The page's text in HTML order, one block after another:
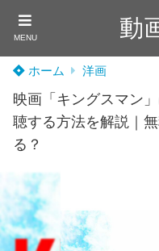
MENU 動
ホーム 洋画
映画「キングスマン
聴する方法を解説｜
る？